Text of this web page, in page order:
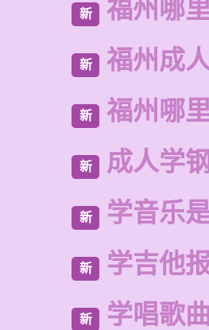
新 福州哪
新 福州成
新 福州哪
新 成人学
新 学音乐
新 学吉他
新 学唱歌